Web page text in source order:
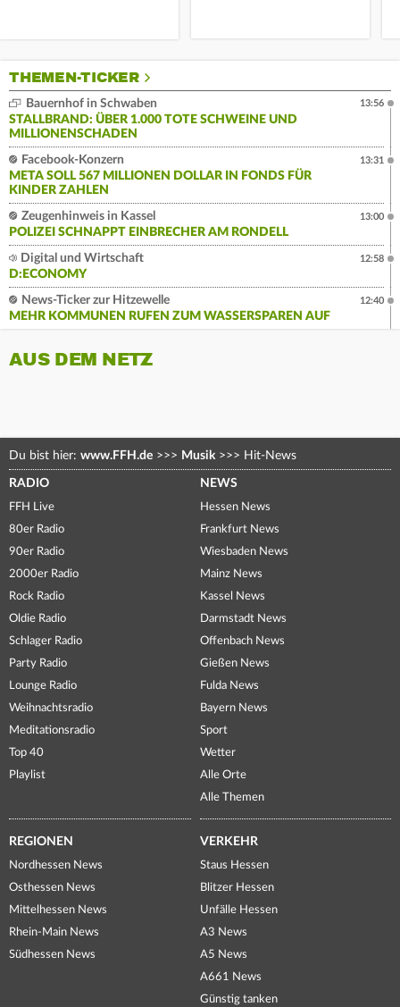
THEMEN-TICKER
Bauernhof in Schwaben
STALLBRAND: ÜBER 1.000 TOTE SCHWEINE UND
MILLIONENSCHADEN
13:56
Facebook-Konzern
META SOLL 567 MILLIONEN DOLLAR IN FONDS FÜR
KINDER ZAHLEN
13:31
Zeugenhinweis in Kassel
POLIZEI SCHNAPPT EINBRECHER AM RONDELL
13:00
Digital und Wirtschaft
D:ECONOMY
12:58
News-Ticker zur Hitzewelle
MEHR KOMMUNEN RUFEN ZUM WASSERSPAREN AUF
12:40
AUS DEM NETZ
Du bist hier: www.FFH.de >>> Musik >>> Hit-News
RADIO
FFH Live
80er Radio
90er Radio
2000er Radio
Rock Radio
Oldie Radio
Schlager Radio
Party Radio
Lounge Radio
Weihnachtsradio
Meditationsradio
Top 40
Playlist
NEWS
Hessen News
Frankfurt News
Wiesbaden News
Mainz News
Kassel News
Darmstadt News
Offenbach News
Gießen News
Fulda News
Bayern News
Sport
Wetter
Alle Orte
Alle Themen
REGIONEN
Nordhessen News
Osthessen News
Mittelhessen News
Rhein-Main News
Südhessen News
VERKEHR
Staus Hessen
Blitzer Hessen
Unfälle Hessen
A3 News
A5 News
A661 News
Günstig tanken